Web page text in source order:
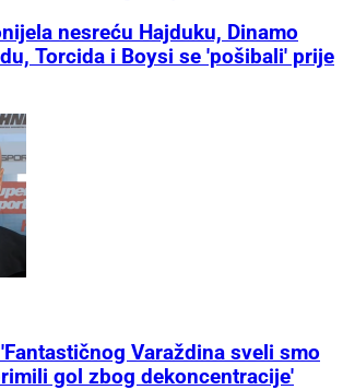
nesreću Hajduku, Dinamo
Torcida i Boysi se 'pošibali' prije
Varaždina sveli smo
gol zbog dekoncentracije'